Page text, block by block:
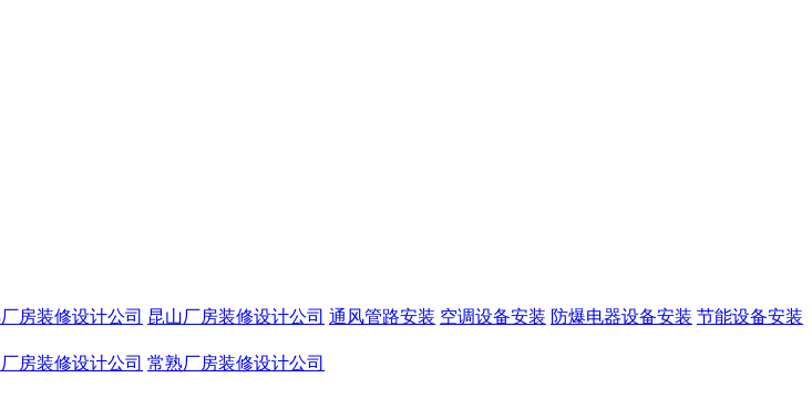
房装修设计公司 昆山厂房装修设计公司 通风管路安装 空调设备安装 防爆电器设备安装 节能设备安装
房装修设计公司 常熟厂房装修设计公司